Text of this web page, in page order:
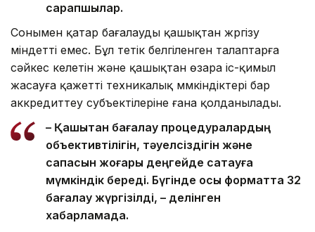
сарапшылар.
Сонымен қатар бағалауды қашықтан жүргізу
міндетті емес. Бұл тетік белгіленген талаптарға
сәйкес келетін және қашықтан өзара іс-қимыл
жасауға қажетті техникалық мүмкіндіктері бар
аккредиттеу субъектілеріне ғана қолданылады.
– Қашықтан бағалау процедуралардың
объективтілігін, тәуелсіздігін және
сапасын жоғары деңгейде сақтауға
мүмкіндік береді. Бүгінде осы форматта 32
бағалау жүргізілді, – делінген
хабарламада.